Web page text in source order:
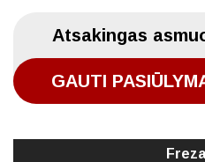
Atsakingas
GAUTI